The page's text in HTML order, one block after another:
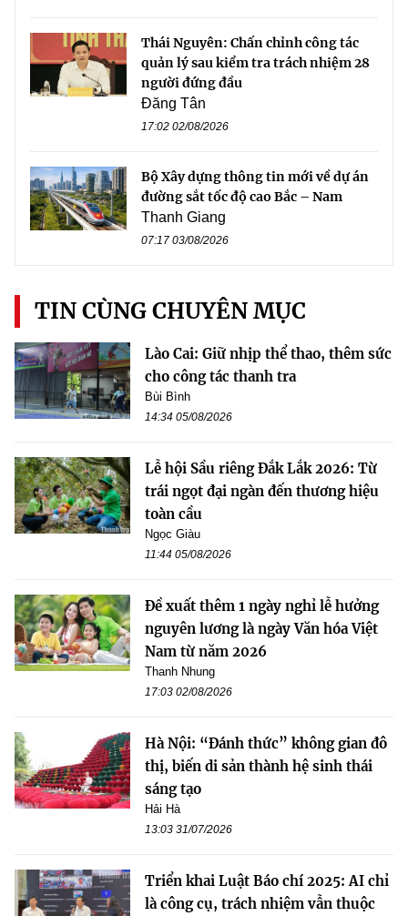
Thái Nguyên: Chấn chỉnh công tác
quản lý sau kiểm tra trách nhiệm 28
người đứng đầu
Đăng Tân
17:02 02/08/2026
Bộ Xây dựng thông tin mới về dự án
đường sắt tốc độ cao Bắc – Nam
Thanh Giang
07:17 03/08/2026
TIN CÙNG CHUYÊN MỤC
Lào Cai: Giữ nhịp thể thao, thêm sức
cho công tác thanh tra
Bùi Bình
14:34 05/08/2026
Lễ hội Sầu riêng Đắk Lắk 2026: Từ
trái ngọt đại ngàn đến thương hiệu
toàn cầu
Ngọc Giàu
11:44 05/08/2026
Đề xuất thêm 1 ngày nghỉ lễ hưởng
nguyên lương là ngày Văn hóa Việt
Nam từ năm 2026
Thanh Nhung
17:03 02/08/2026
Hà Nội: “Đánh thức” không gian đô
thị, biến di sản thành hệ sinh thái
sáng tạo
Hải Hà
13:03 31/07/2026
Triển khai Luật Báo chí 2025: AI chỉ
là công cụ, trách nhiệm vẫn thuộc